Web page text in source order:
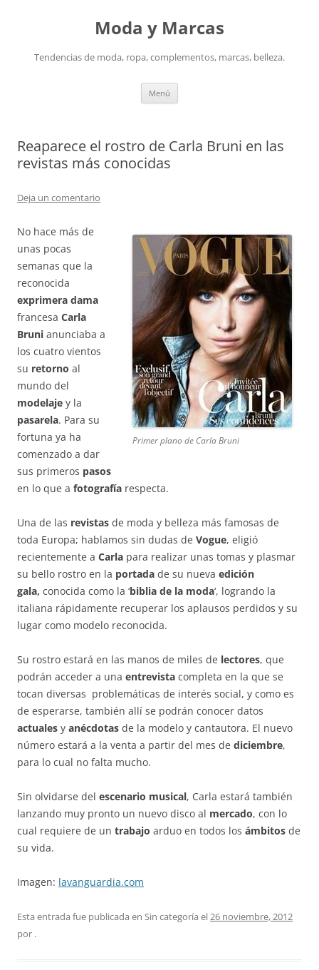
Moda y Marcas
Tendencias de moda, ropa, complementos, marcas, belleza.
Menú
Reaparece el rostro de Carla Bruni en las
revistas más conocidas
Deja un comentario
Primer plano de Carla Bruni
No hace más de
unas pocas
semanas que la
reconocida
exprimera dama
francesa Carla
Bruni anunciaba a
los cuatro vientos
su retorno al
mundo del
modelaje y la
pasarela. Para su
fortuna ya ha
comenzado a dar
sus primeros pasos
en lo que a fotografía respecta.
Una de las revistas de moda y belleza más famosas de
toda Europa; hablamos sin dudas de Vogue, eligió
recientemente a Carla para realizar unas tomas y plasmar
su bello rostro en la portada de su nueva edición
gala, conocida como la ‘biblia de la moda‘, logrando la
italiana rápidamente recuperar los aplausos perdidos y su
lugar como modelo reconocida.
Su rostro estará en las manos de miles de lectores, que
podrán acceder a una entrevista completa en la que se
tocan diversas problemáticas de interés social, y como es
de esperarse, también allí se podrán conocer datos
actuales y anécdotas de la modelo y cantautora. El nuevo
número estará a la venta a partir del mes de diciembre,
para lo cual no falta mucho.
Sin olvidarse del escenario musical, Carla estará también
lanzando muy pronto un nuevo disco al mercado, con lo
cual requiere de un trabajo arduo en todos los ámbitos de
su vida.
Imagen: lavanguardia.com
Esta entrada fue publicada en Sin categoría el26 noviembre, 2012
por .